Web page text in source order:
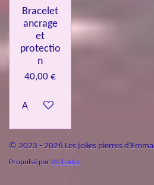
Bracelet
ancrage
et
protectio
n
40,00 €
Ajouter au panier
© 2023 - 2026 Les jolies pierres d'Emma
Propulsé par Webador